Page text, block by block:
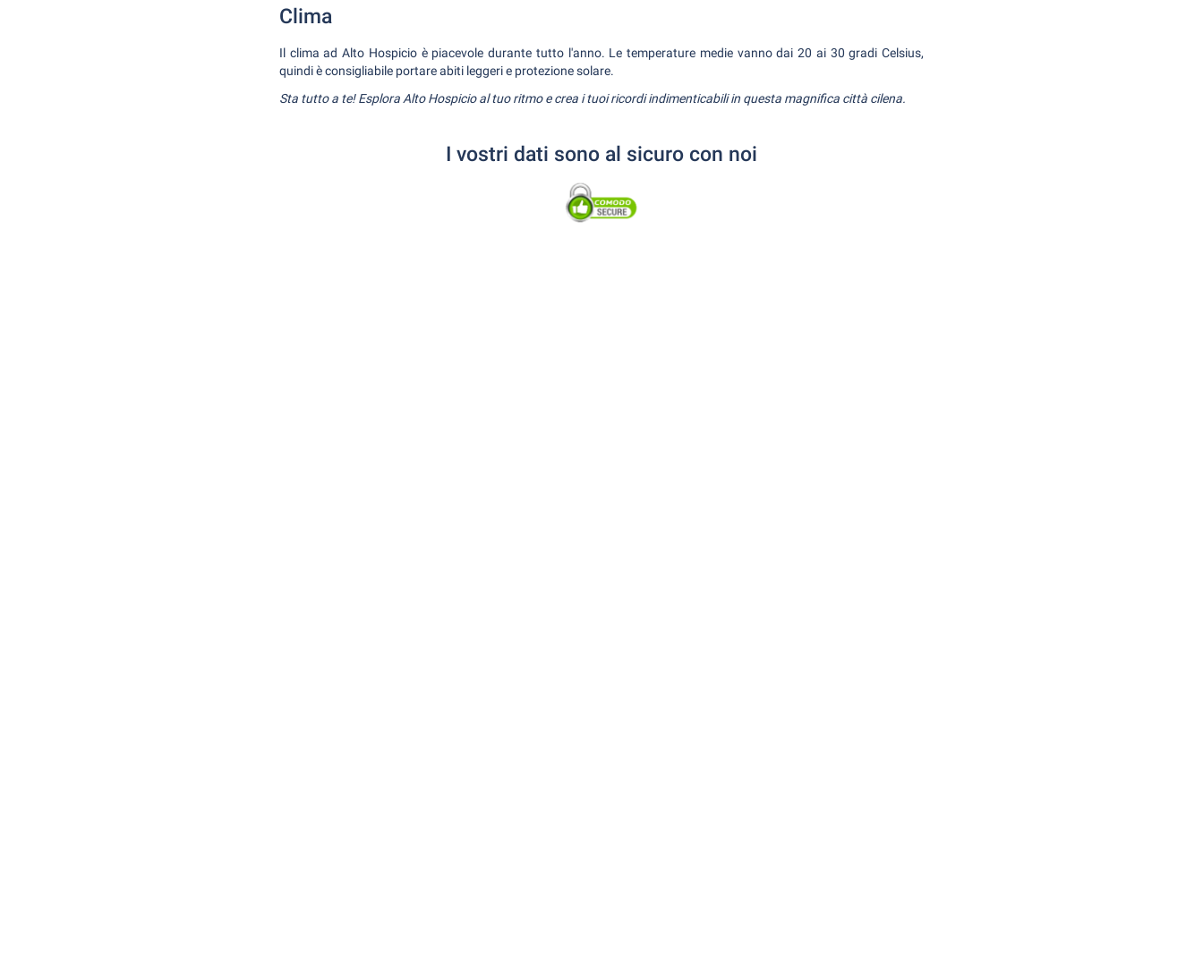
Clima
Il clima ad Alto Hospicio è piacevole durante tutto l'anno. Le temperature medie vanno dai 20 ai 30 gradi Celsius,
quindi è consigliabile portare abiti leggeri e protezione solare.
Sta tutto a te! Esplora Alto Hospicio al tuo ritmo e crea i tuoi ricordi indimenticabili in questa magnifica città cilena.
I vostri dati sono al sicuro con noi